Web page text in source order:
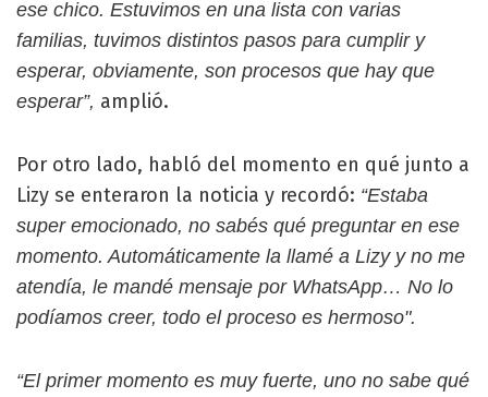
ese chico. Estuvimos en una lista con varias
familias, tuvimos distintos pasos para cumplir y
esperar, obviamente, son procesos que hay que
esperar”, amplió.
Por otro lado, habló del momento en qué junto a
Lizy se enteraron la noticia y recordó: “Estaba
super emocionado, no sabés qué preguntar en ese
momento. Automáticamente la llamé a Lizy y no me
atendía, le mandé mensaje por WhatsApp… No lo
podíamos creer, todo el proceso es hermoso".
“El primer momento es muy fuerte, uno no sabe qué